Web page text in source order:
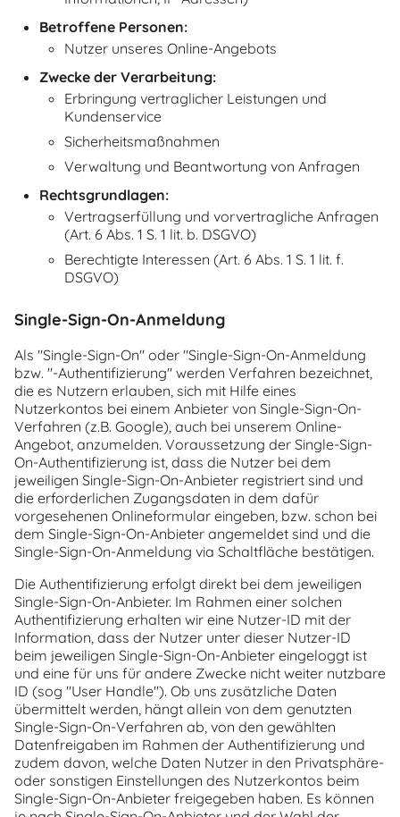
Betroffene Personen:
Nutzer unseres Online-Angebots
Zwecke der Verarbeitung:
Erbringung vertraglicher Leistungen und
Kundenservice
Sicherheitsmaßnahmen
Verwaltung und Beantwortung von Anfragen
Rechtsgrundlagen:
Vertragserfüllung und vorvertragliche Anfragen
(Art. 6 Abs. 1 S. 1 lit. b. DSGVO)
Berechtigte Interessen (Art. 6 Abs. 1 S. 1 lit. f.
DSGVO)
Single-Sign-On-Anmeldung
Als "Single-Sign-On" oder "Single-Sign-On-Anmeldung
bzw. "-Authentifizierung" werden Verfahren bezeichnet,
die es Nutzern erlauben, sich mit Hilfe eines
Nutzerkontos bei einem Anbieter von Single-Sign-On-
Verfahren (z.B. Google), auch bei unserem Online-
Angebot, anzumelden. Voraussetzung der Single-Sign-
On-Authentifizierung ist, dass die Nutzer bei dem
jeweiligen Single-Sign-On-Anbieter registriert sind und
die erforderlichen Zugangsdaten in dem dafür
vorgesehenen Onlineformular eingeben, bzw. schon bei
dem Single-Sign-On-Anbieter angemeldet sind und die
Single-Sign-On-Anmeldung via Schaltfläche bestätigen.
Die Authentifizierung erfolgt direkt bei dem jeweiligen
Single-Sign-On-Anbieter. Im Rahmen einer solchen
Authentifizierung erhalten wir eine Nutzer-ID mit der
Information, dass der Nutzer unter dieser Nutzer-ID
beim jeweiligen Single-Sign-On-Anbieter eingeloggt ist
und eine für uns für andere Zwecke nicht weiter nutzbare
ID (sog "User Handle"). Ob uns zusätzliche Daten
übermittelt werden, hängt allein von dem genutzten
Single-Sign-On-Verfahren ab, von den gewählten
Datenfreigaben im Rahmen der Authentifizierung und
zudem davon, welche Daten Nutzer in den Privatsphäre-
oder sonstigen Einstellungen des Nutzerkontos beim
Single-Sign-On-Anbieter freigegeben haben. Es können